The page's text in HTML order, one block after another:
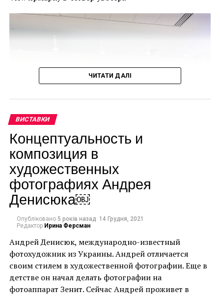
Ця подія, яку не можна пропустити, дала
ЧИТАТИ ДАЛІ
ВИСТАВКИ
Концептуальность и
композиция в
художественных
фотографиях Андрея
Денисюка￼
Опубліковано 5 років назад 14 Грудня, 2021
Редактор Ирина Ферсман
Андрей Денисюк, международно-известный
фотохудожник из Украины. Андрей отличается
своим стилем в художественной фотографии. Еще в
детстве он начал делать фотографии на
фотоаппарат Зенит. Сейчас Андрей проживет в